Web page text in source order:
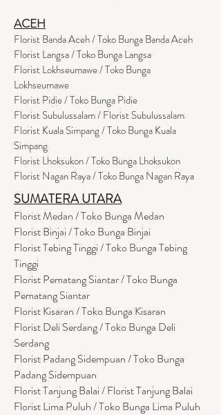
ACEH
Florist Banda Aceh / Toko Bunga Banda Aceh
Florist Langsa / Toko Bunga Langsa
Florist Lokhseumawe / Toko Bunga
Lokhseumawe
Florist Pidie / Toko Bunga Pidie
Florist Subulussalam / Florist Subulussalam
Florist Kuala Simpang / Toko Bunga Kuala
Simpang
Florist Lhoksukon / Toko Bunga Lhoksukon
Florist Nagan Raya / Toko Bunga Nagan Raya
SUMATERA UTARA
Florist Medan / Toko Bunga Medan
Florist Binjai / Toko Bunga Binjai
Florist Tebing Tinggi / Toko Bunga Tebing
Tinggi
Florist Pematang Siantar / Toko Bunga
Pematang Siantar
Florist Kisaran / Toko Bunga Kisaran
Florist Deli Serdang / Toko Bunga Deli
Serdang
Florist Padang Sidempuan / Toko Bunga
Padang Sidempuan
Florist Tanjung Balai / Florist Tanjung Balai
Florist Lima Puluh / Toko Bunga Lima Puluh